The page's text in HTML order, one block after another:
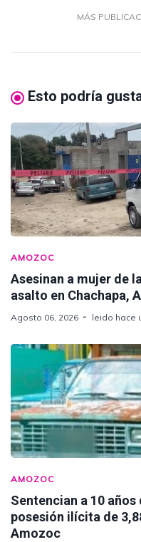
MÁS
Esto podría
AMOZOC
Asesinan a mujer de
asalto en Chachapa,
Agosto 06, 2026 leido hace
AMOZOC
Sentencian a 10
posesión ilícita de
Amozoc